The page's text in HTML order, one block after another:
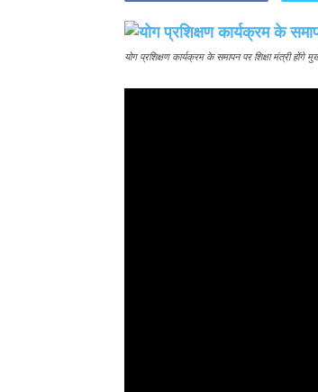
योग प्रशिक्षण कार्यक्रम के समापन पर शिक्षा मंत्री होंगे